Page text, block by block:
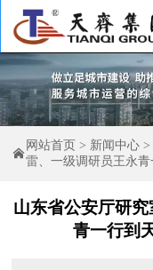

网站首页 > 新闻中心 >
雷、一级调研员王永
山东省公安厅研
青一行到